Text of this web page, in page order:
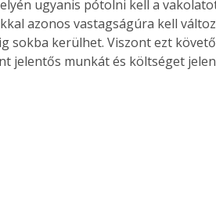
ugyanis pótolni kell a
azonos vastagságúra kell
sokba kerülhet. Viszont ezt
jelentős munkát és költséget